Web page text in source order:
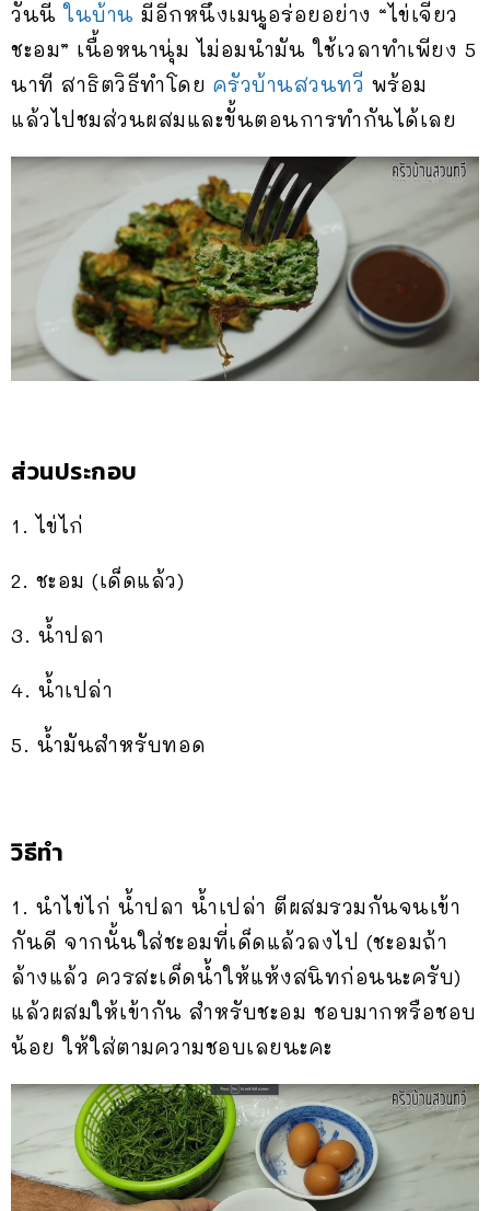
วันนี้ในบ้าน มีอีกหนึ่งเมนูอร่อยอย่าง “ไข่เจียว
ชะอม” เนื้อหนานุ่ม ไม่อมนำมัน ใช้เวลาทำเพียง 5
นาที สาธิตวิธีทำโดย ครัวบ้านสวนทวี พร้อม
แล้วไปชมส่วนผสมและขั้นตอนการทำกันได้เลย
ส่วนประกอบ
1. ไข่ไก่
2. ชะอม (เด็ดแล้ว)
3. น้ำปลา
4. น้ำเปล่า
5. น้ำมันสำหรับทอด
วิธีทำ
1. นำไข่ไก่ น้ำปลา น้ำเปล่า ตีผสมรวมกันจนเข้า
กันดี จากนั้นใส่ชะอมที่เด็ดแล้วลงไป (ชะอมถ้า
ล้างแล้ว ควรสะเด็ดน้ำให้แห้งสนิทก่อนนะครับ)
แล้วผสมให้เข้ากัน สำหรับชะอม ชอบมากหรือชอบ
น้อย ให้ใส่ตามความชอบเลยนะคะ